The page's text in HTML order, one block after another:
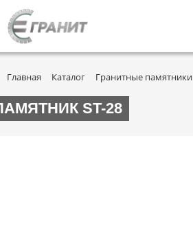
Главная Каталог Гранитные памятники
ST-28